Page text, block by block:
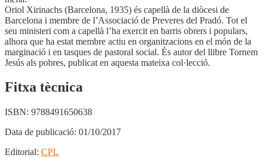
Oriol Xirinachs (Barcelona, 1935) és capellà de la diòcesi de
Barcelona i membre de l’Associació de Preveres del Pradó. Tot el
seu ministeri com a capellà l’ha exercit en barris obrers i populars,
alhora que ha estat membre actiu en organitzacions en el món de la
marginació i en tasques de pastoral social. És autor del llibre Tornem
Jesús als pobres, publicat en aquesta mateixa col·lecció.
Fitxa tècnica
ISBN: 9788491650638
Data de publicació: 01/10/2017
Editorial: CPL